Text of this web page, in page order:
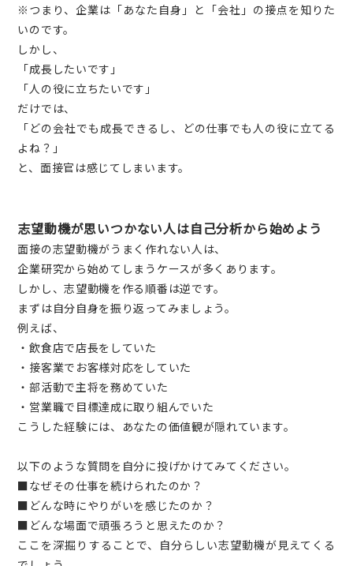
※つまり、企業は「あなた自身」と「会社」の接点を知りた
いのです。
しかし、
「成長したいです」
「人の役に立ちたいです」
だけでは、
「どの会社でも成長できるし、どの仕事でも人の役に立てる
よね？」
と、面接官は感じてしまいます。
志望動機が思いつかない人は自己分析から始めよう
面接の志望動機がうまく作れない人は、
企業研究から始めてしまうケースが多くあります。
しかし、志望動機を作る順番は逆です。
まずは自分自身を振り返ってみましょう。
例えば、
・飲食店で店長をしていた
・接客業でお客様対応をしていた
・部活動で主将を務めていた
・営業職で目標達成に取り組んでいた
こうした経験には、あなたの価値観が隠れています。
以下のような質問を自分に投げかけてみてください。
■なぜその仕事を続けられたのか？
■どんな時にやりがいを感じたのか？
■どんな場面で頑張ろうと思えたのか？
ここを深掘りすることで、自分らしい志望動機が見えてくる